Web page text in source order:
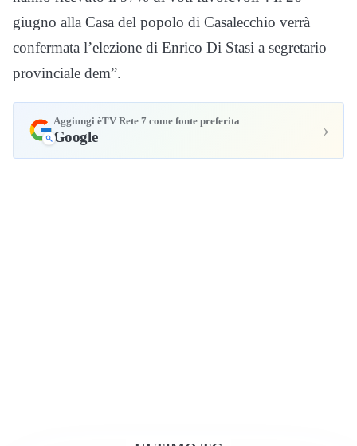
giugno alla Casa del popolo di Casalecchio verrà
confermata l’elezione di Enrico Di Stasi a segretario
provinciale dem”.
Aggiungi èTV Rete 7 come fonte preferita
Google ›